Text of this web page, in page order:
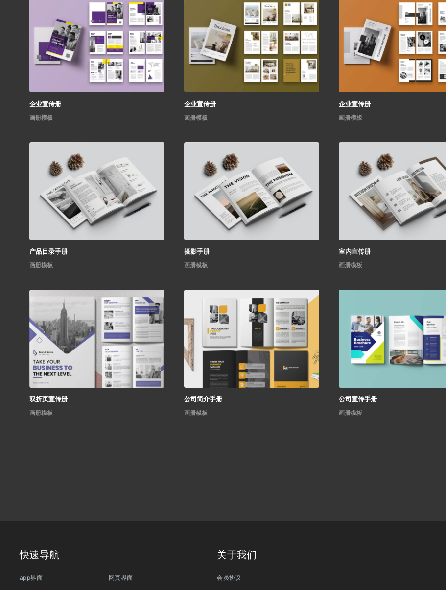
企业宣传册
画册模板
企业宣传册
画册模板
企业宣传册
画册模板
产品目录手册
画册模板
摄影手册
画册模板
室内宣传册
画册模板
双折页宣传册
画册模板
公司简介手册
画册模板
公司宣传手册
画册模板
快速导航
app界面 网页界面
关于我们
会员协议